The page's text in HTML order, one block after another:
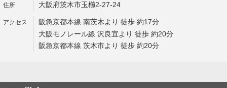
大阪府茨木市玉櫛2-27-24
阪急京都本線 南茨木より 徒歩 約17分
大阪モノレール線 沢良宜より 徒歩 約20分
阪急京都本線 茨木市より 徒歩 約20分